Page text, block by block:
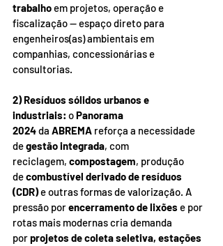
trabalho em projetos, operação e
fiscalização — espaço direto para
engenheiros(as) ambientais em
companhias, concessionárias e
consultorias.
2) Resíduos sólidos urbanos e
industriais: o Panorama
2024 da ABREMA reforça a necessidade
de gestão integrada, com
reciclagem, compostagem, produção
de combustível derivado de resíduos
(CDR) e outras formas de valorização. A
pressão por encerramento de lixões e por
rotas mais modernas cria demanda
por projetos de coleta seletiva, estações